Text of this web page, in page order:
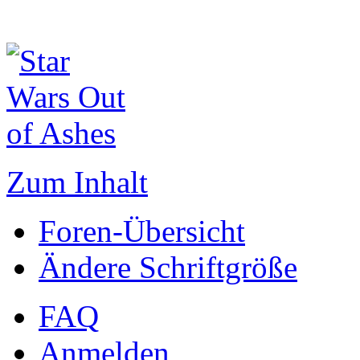
Zum Inhalt
Foren-Übersicht
Ändere Schriftgröße
FAQ
Anmelden